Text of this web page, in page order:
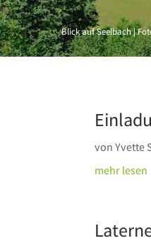
Blick auf Seelbach |
vonYvette
mehr lesen